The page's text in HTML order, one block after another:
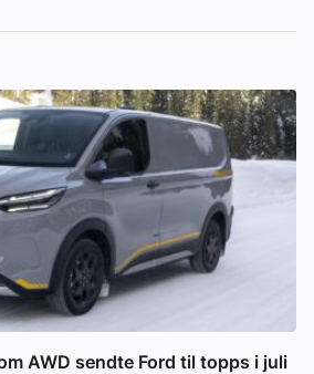
AWD sendte Ford til topps i juli